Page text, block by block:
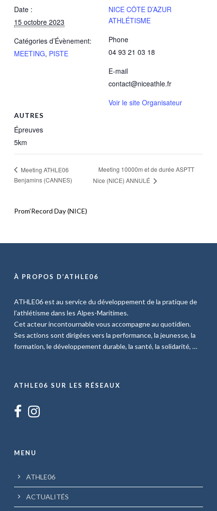
Date :
15 octobre 2023
Catégories d’Évènement:
MEETING, PISTE
NICE CÔTE D’AZUR
ATHLÉTISME
Phone
04 93 21 03 18
E-mail
contact@niceathle.fr
Voir le site Organisateur
AUTRES
Épreuves
5km
Meeting ATHLE06
Benjamins (CANNES)
Meeting 10000m et de durée ASPTT
Nice (NICE) ANNULÉ
Prom’Record Day (NICE)
À PROPOS D’ATHLE06
ATHLE06 est au service du développement de la pratique de
l’athlétisme dans les Alpes-Maritimes.
Cet acteur incontournable vous accompagne au quotidien.
Ses actions sont dirigées vers la performance, la jeunesse, la
formation, le développement durable, la santé, la solidarité, …
ATHLE06 SUR LES RÉSEAUX
MENU
ATHLE06
ACTUALITÉS